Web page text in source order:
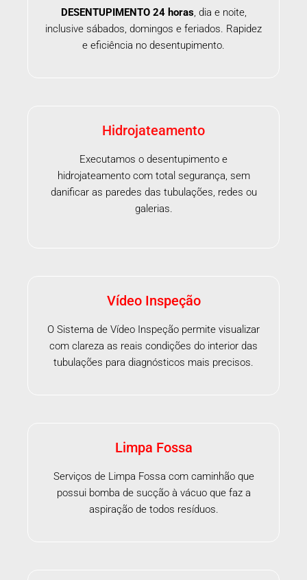
DESENTUPIMENTO 24 horas, dia e noite,
inclusive sábados, domingos e feriados. Rapidez
e eficiência no desentupimento.
Hidrojateamento
Executamos o desentupimento e
hidrojateamento com total segurança, sem
danificar as paredes das tubulações, redes ou
galerias.
Vídeo Inspeção
O Sistema de Vídeo Inspeção permite visualizar
com clareza as reais condições do interior das
tubulações para diagnósticos mais precisos.
Limpa Fossa
Serviços de Limpa Fossa com caminhão que
possui bomba de sucção à vácuo que faz a
aspiração de todos resíduos.